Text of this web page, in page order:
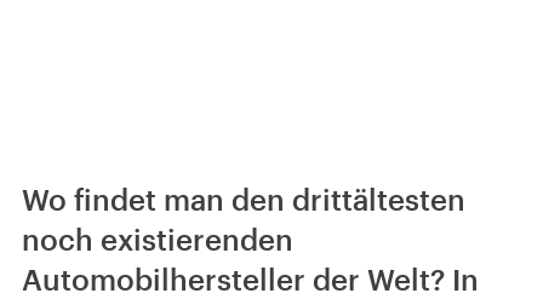
Wo findet man den drittältesten
noch existierenden
Automobilhersteller der Welt? In